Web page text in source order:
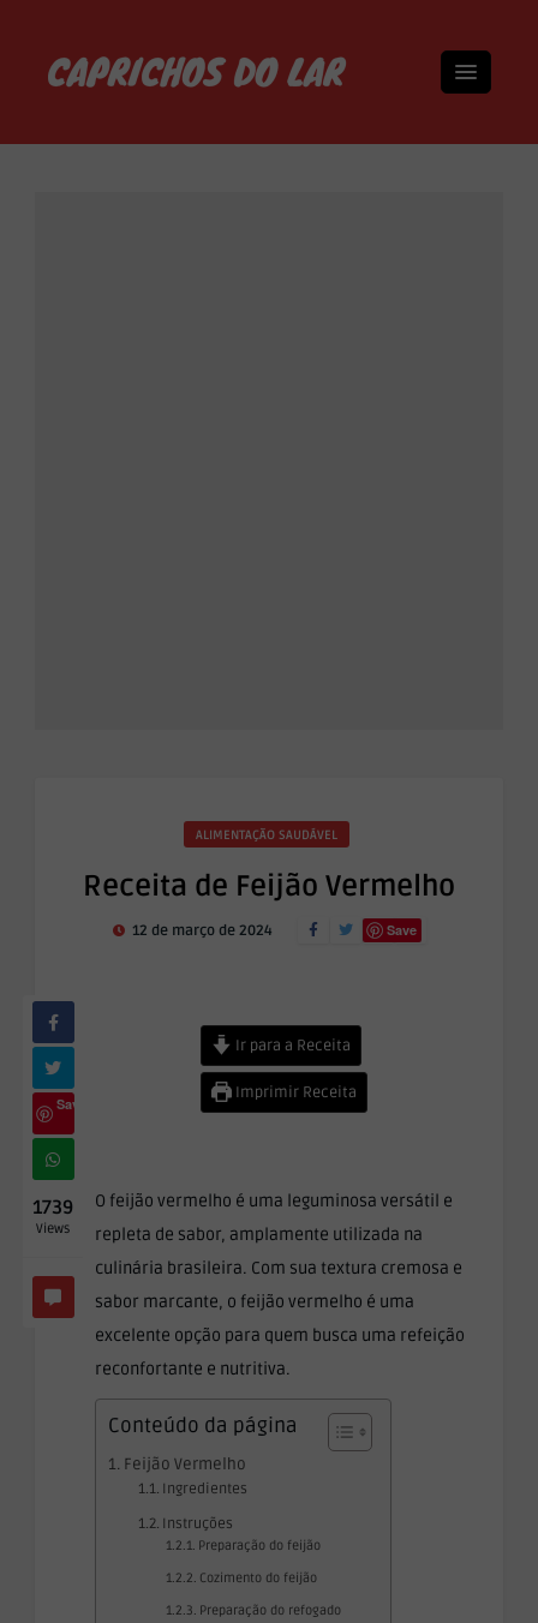
ALIMENTAÇÃO SAUDÁVEL
Receita de Feijão Vermelho
12 de março de 2024 Save
Save
1739
Views
Ir para a Receita
Imprimir Receita
O feijão vermelho é uma leguminosa versátil e
repleta de sabor, amplamente utilizada na
culinária brasileira. Com sua textura cremosa e
sabor marcante, o feijão vermelho é uma
excelente opção para quem busca uma refeição
reconfortante e nutritiva.
Conteúdo da página
Feijão Vermelho
Ingredientes
Instruções
Preparação do feijão
Cozimento do feijão
Preparação do refogado